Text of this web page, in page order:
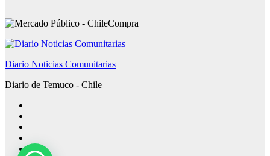
Diario Noticias Comunitarias
Diario de Temuco - Chile